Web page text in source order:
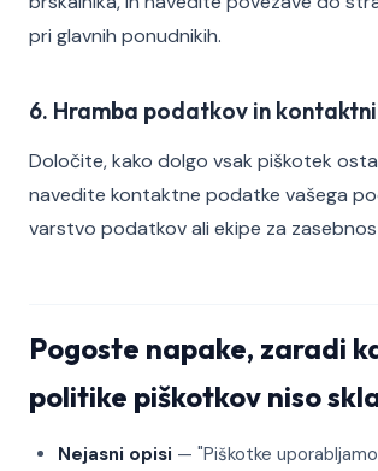
pri glavnih ponudnikih.
6. Hramba podatkov in
Določite, kako dolgo vsak piškotek
navedite kontaktne podatke vašega
varstvo podatkov ali ekipe za
Pogoste napake, zaradi
politike piškotkov niso
Nejasni opisi — "Piškotke